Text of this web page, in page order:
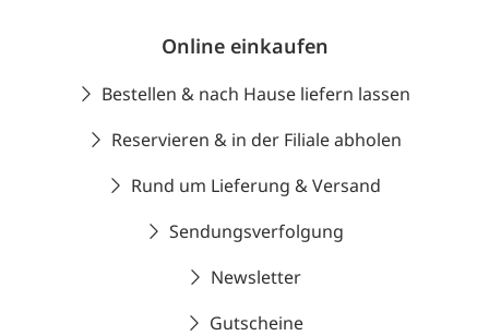
Online einkaufen
Bestellen & nach Hause liefern lassen
Reservieren & in der Filiale abholen
Rund um Lieferung & Versand
Sendungsverfolgung
Newsletter
Gutscheine